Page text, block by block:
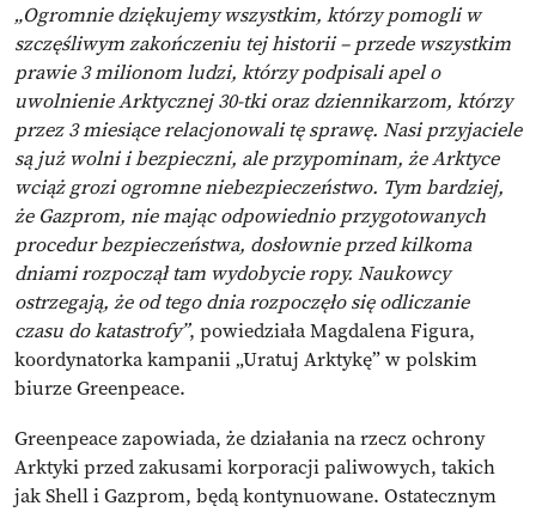
„Ogromnie dziękujemy wszystkim, którzy pomogli w
szczęśliwym zakończeniu tej historii – przede wszystkim
prawie 3 milionom ludzi, którzy podpisali apel o
uwolnienie Arktycznej 30-tki oraz dziennikarzom, którzy
przez 3 miesiące relacjonowali tę sprawę. Nasi przyjaciele
są już wolni i bezpieczni, ale przypominam, że Arktyce
wciąż grozi ogromne niebezpieczeństwo. Tym bardziej,
że Gazprom, nie mając odpowiednio przygotowanych
procedur bezpieczeństwa, dosłownie przed kilkoma
dniami rozpoczął tam wydobycie ropy. Naukowcy
ostrzegają, że od tego dnia rozpoczęło się odliczanie
czasu do katastrofy”, powiedziała Magdalena Figura,
koordynatorka kampanii „Uratuj Arktykę” w polskim
biurze Greenpeace.
Greenpeace zapowiada, że działania na rzecz ochrony
Arktyki przed zakusami korporacji paliwowych, takich
jak Shell i Gazprom, będą kontynuowane. Ostatecznym